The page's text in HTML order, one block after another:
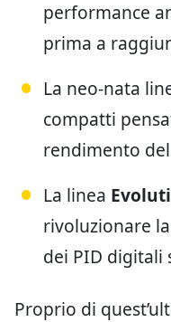
performance
prima a
La neo-nata
compatti
rendimento
La linea
rivoluzionare
dei PID digitali
Proprio di